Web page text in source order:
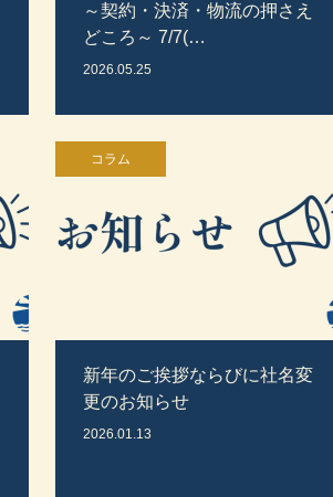
～契約・決済・物流の押さえ
どころ～ 7/7(…
2026.05.25
コラム
新年のご挨拶ならびに社名変
更のお知らせ
2026.01.13